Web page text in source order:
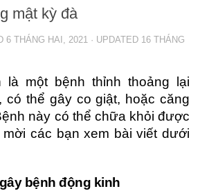
mật kỳ đà
6 THÁNG HAI, 2021 · UPDATED 16 THÁNG
là một bệnh thỉnh thoảng lại
có thể gây co giật, hoặc căng
này có thể chữa khỏi được
mời các bạn xem bài viết dưới
bệnh động kinh